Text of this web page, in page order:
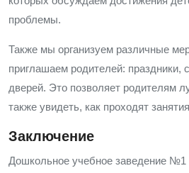
проблемы.
Также мы организуем различные
приглашаем родителей: праздники,
дверей. Это позволяет родителям
также увидеть, как проходят
Заключение
Дошкольное учебное заведение